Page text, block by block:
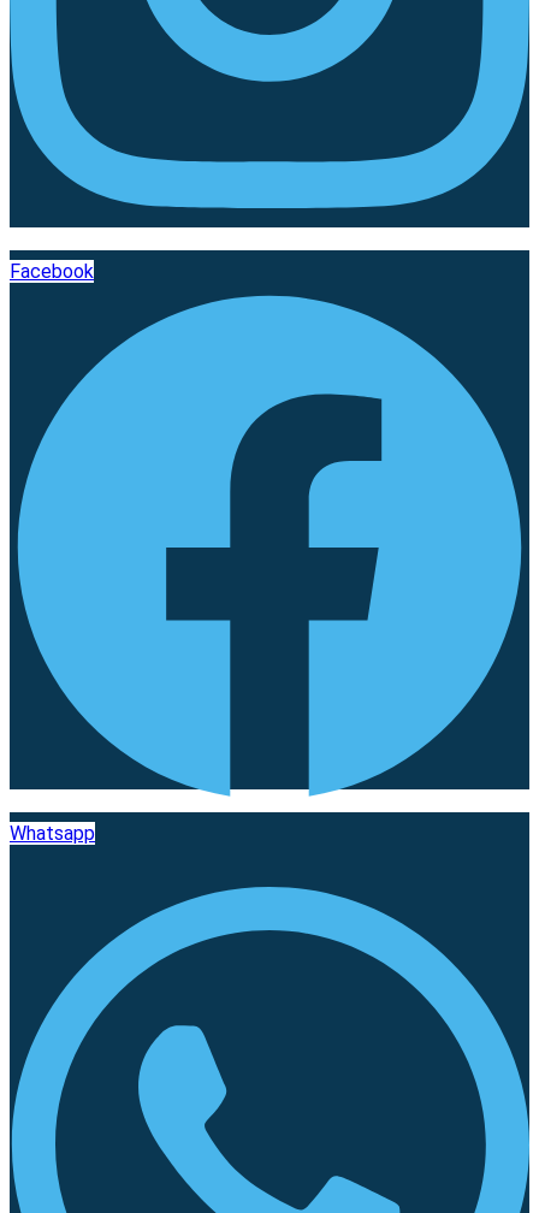
Facebook
Whatsapp